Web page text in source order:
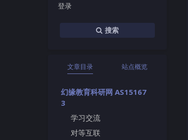
登录
搜索
文章目录 站点概览
幻缘教育科研网 AS15167
3
学习交流
对等互联